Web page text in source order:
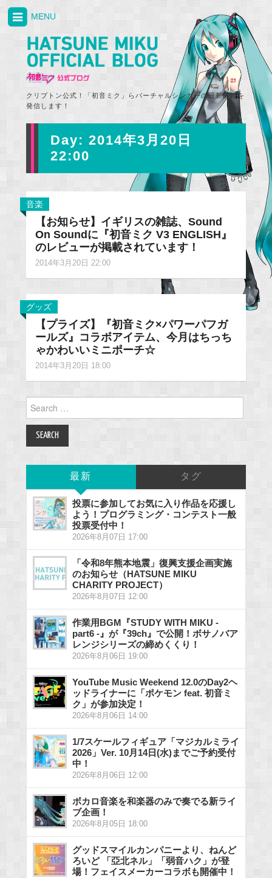
クリプトン公式！「初音ミク」らバーチャルシンガーの最新情報を
発信します！
MENU
Day: 2014年3月20日
22:00
音楽
【お知らせ】イギリスの雑誌、Sound
On Soundに『初音ミク V3 ENGLISH』
のレビューが掲載されています！
2014年3月20日 22:00
グッズ
【プライズ】『初音ミク×パワーパフガ
ールズ』コラボアイテム、今月はちっち
ゃかわいいミニポーチ☆
2014年3月20日 18:00
Search
for:
最新 タグ
投票に参加してお気に入り作品を応援し
よう！プログラミング・コンテスト一般
投票受付中！
2026年8月07日 17:00
「令和8年熊本地震」復興支援企画実施
のお知らせ（HATSUNE MIKU
CHARITY PROJECT）
2026年8月07日 12:00
作業用BGM『STUDY WITH MIKU -
part6 -』が『39ch』で公開！ボサノバア
レンジシリーズの締めくくり！
2026年8月06日 19:00
YouTube Music Weekend 12.0のDay2ヘ
ッドライナーに「ポケモン feat. 初音ミ
ク」が参加決定！
2026年8月06日 14:00
1/7スケールフィギュア「マジカルミライ
2026」Ver. 10月14日(水)までご予約受付
中！
2026年8月06日 12:00
ボカロ音楽を和楽器のみで奏でる新ライ
ブ企画！
2026年8月05日 18:00
グッドスマイルカンパニーより、ねんど
ろいど 「亞北ネル」「弱音ハク」が登
場！フェイスメーカーコラボも開催中！